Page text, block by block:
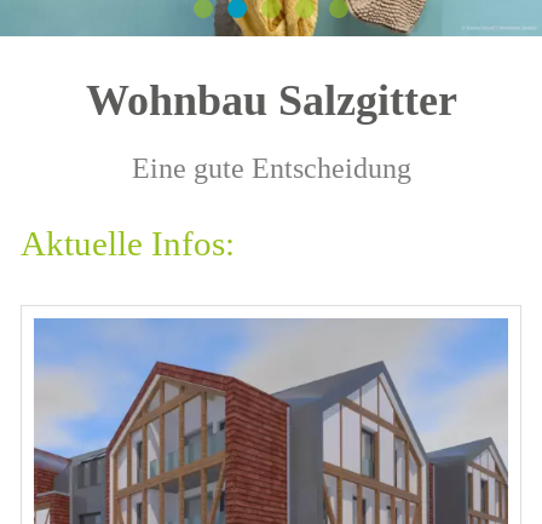
Wohnbau Salzgitter
Eine gute Entscheidung
Aktuelle Infos: